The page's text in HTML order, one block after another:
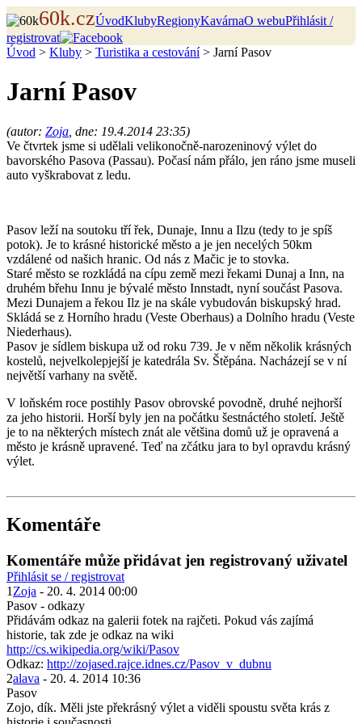
60k.czÚvodKlubyRegionyKavárnaO webuPřihlásit /
registrovat
Úvod > Kluby > Turistika a cestování> Jarní Pasov
Jarní Pasov
(autor: Zoja , dne: 19.4.2014 23:35)
Ve čtvrtek jsme si udělali velikonočně-narozeninový výlet do
bavorského Pasova (Passau). Počasí nám přálo, jen ráno jsme museli
auto vyškrabovat z ledu.
Pasov leží na soutoku tří řek, Dunaje, Innu a Ilzu (tedy to je spíš
potok). Je to krásné historické město a je jen necelých 50km
vzdálené od našich hranic. Od nás z Mačic je to stovka.
Staré město se rozkládá na cípu země mezi řekami Dunaj a Inn, na
druhém břehu Innu je bývalé město Innstadt, nyní součást Pasova.
Mezi Dunajem a řekou Ilz je na skále vybudován biskupský hrad.
Skládá se z Horního hradu (Veste Oberhaus) a Dolního hradu (Veste
Niederhaus).
Pasov je sídlem biskupa už od roku 739. Je v něm několik krásných
kostelů, nejvelkolepjejší je katedrála Sv. Štěpána. Nacházejí se v ní
největší varhany na světě.
V loňském roce postihly Pasov obrovské povodně, druhé nejhorší
za jeho historii. Horší byly jen na počátku šestnáctého století. Ještě
je to na některých místech znát ale většina domů už je opravená a
město je krásně upravené. Teď na zčátku jara to byl opravdu krásný
výlet.
Komentáře
Komentáře může přidávat jen registrovaný uživatel
Přihlásit se / registrovat
1 Zoja - 20. 4. 2014 00:00
Pasov - odkazy
Přidávám odkaz na galerii fotek na rajčeti. Pokud vás zajímá
historie, tak zde je odkaz na wiki
http://cs.wikipedia.org/wiki/Pasov
Odkaz: http://zojased.rajce.idnes.cz/Pasov_v_dubnu
2alava - 20. 4. 2014 10:36
Pasov
Zojo, dík. Měli jste překrásný výlet a viděli spoustu světa krás z